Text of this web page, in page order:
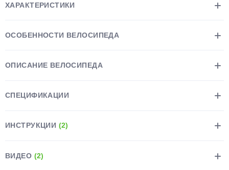
ХАРАКТЕРИСТИКИ
ОСОБЕННОСТИ ВЕЛОСИПЕДА
ОПИСАНИЕ ВЕЛОСИПЕДА
СПЕЦИФИКАЦИИ
ИНСТРУКЦИИ (2)
ВИДЕО (2)
недели